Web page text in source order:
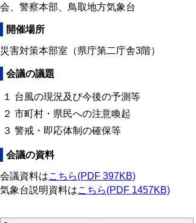
会、警察本部、鳥取地方気象台
開催場所
災害対策本部室（県庁第二庁舎3階）
会議の議題
１ 台風の現況及び今後の予測等
２ 市町村・県民への注意喚起
３ 警戒・即応体制の確保等
会議の資料
会議資料はこちら(PDF 397KB)
気象台説明資料はこちら(PDF 1457KB)